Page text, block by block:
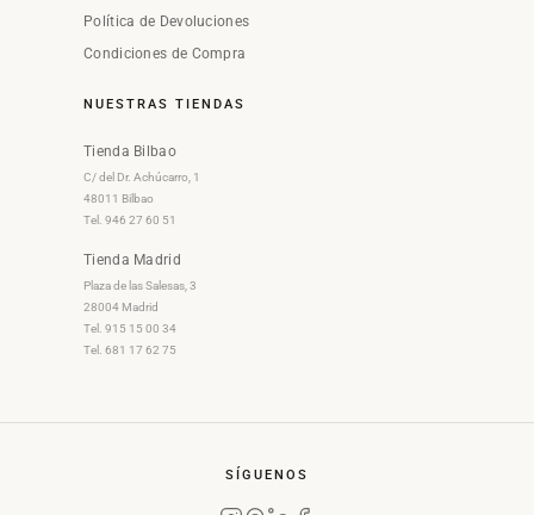
Política de Devoluciones
Condiciones de Compra
NUESTRAS TIENDAS
Tienda Bilbao
C/ del Dr. Achúcarro, 1
48011 Bilbao
Tel. 946 27 60 51
Tienda Madrid
Plaza de las Salesas, 3
28004 Madrid
Tel. 915 15 00 34
Tel. 681 17 62 75
SÍGUENOS